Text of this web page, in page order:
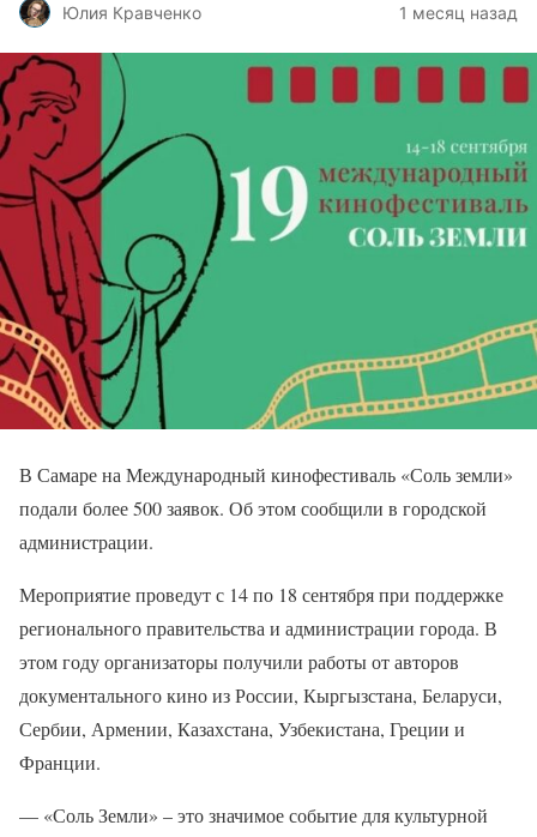
Юлия Кравченко 1 месяц назад
В Самаре на Международный кинофестиваль «Соль земли»
подали более 500 заявок. Об этом сообщили в городской
администрации.
Мероприятие проведут с 14 по 18 сентября при поддержке
регионального правительства и администрации города. В
этом году организаторы получили работы от авторов
документального кино из России, Кыргызстана, Беларуси,
Сербии, Армении, Казахстана, Узбекистана, Греции и
Франции.
— «Соль Земли» – это значимое событие для культурной